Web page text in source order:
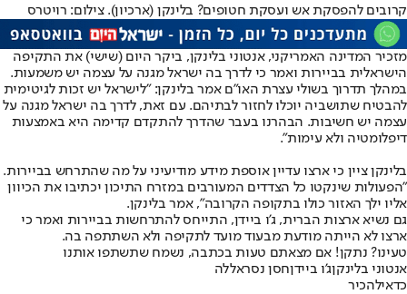
קרובים להפסקת אש ועסקת חטופים? בלינקן (ארכיון). צילום: רויטרס
מזכיר המדינה האמריקני, אנטוני בלינקן, ביקר היום (שישי) את התקיפה
הישראלית בביירות ואמר כי לדרך בה ישראל מגנה על עצמה יש משמעות.
במהלך תדרוך בשולי עצרת האו"ם אמר בלינקן: "לישראל יש זכות לגיטימית
להבטיח שתושביה יוכלו לחזור לבתיהם. עם זאת, לדרך בה ישראל מגנה על
עצמה יש חשיבות. הבהרנו בעבר שהדרך להתקדם קדימה היא באמצעות
דיפלומטיה ולא עימות".
בלינקן ציין כי ארצו עדיין אוספת מידע מודיעיני על מה שהתרחש בביירות.
"הפעולות שינקטו כל הצדדים המעורבים במזרח התיכון יכתיבו את הכיוון
אליו ילך האזור כולו בתקופה הקרובה", אמר בלינקן.
גם נשיא ארצות הברית, ג'ו ביידן, התייחס להתרחשות בביירות ואמר כי
ארצו לא הייתה מודעת מבעוד מועד לתקיפה ולא השתתפה בה.
טעינו? נתקן! אם מצאתם טעות בכתבה, נשמח שתשתפו אותנו
אנטוני בלינקןג'ו ביידןחסן נסראללה
כדאילהכיר